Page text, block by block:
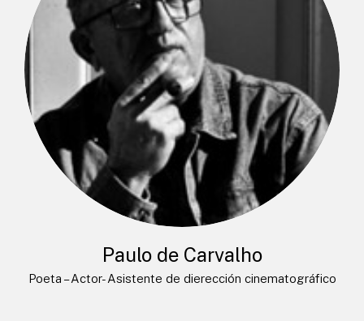
Paulo de Carvalho
Poeta – Actor- Asistente de dierección cinematográfico